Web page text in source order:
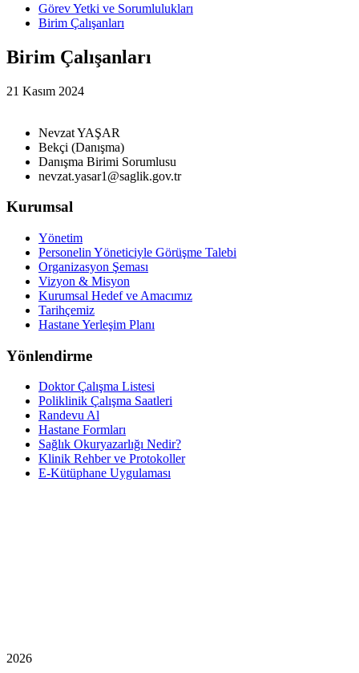
Görev Yetki ve Sorumlulukları
Birim Çalışanları
Birim Çalışanları
21 Kasım 2024
Nevzat YAŞAR
Bekçi (Danışma)
Danışma Birimi Sorumlusu
nevzat.yasar1@saglik.gov.tr
Kurumsal
Yönetim
Personelin Yöneticiyle Görüşme Talebi
Organizasyon Şeması
Vizyon & Misyon
Kurumsal Hedef ve Amacımız
Tarihçemiz
Hastane Yerleşim Planı
Yönlendirme
Doktor Çalışma Listesi
Poliklinik Çalışma Saatleri
Randevu Al
Hastane Formları
Sağlık Okuryazarlığı Nedir?
Klinik Rehber ve Protokoller
E-Kütüphane Uygulaması
2026